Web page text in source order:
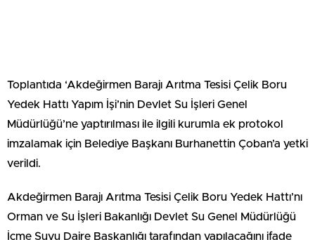
Toplantıda ‘Akdeğirmen Barajı Arıtma Tesisi Çelik Boru
Yedek Hattı Yapım İşi’nin Devlet Su İşleri Genel
Müdürlüğü’ne yaptırılması ile ilgili kurumla ek protokol
imzalamak için Belediye Başkanı Burhanettin Çoban’a yetki
verildi.
Akdeğirmen Barajı Arıtma Tesisi Çelik Boru Yedek Hattı’nı
Orman ve Su İşleri Bakanlığı Devlet Su Genel Müdürlüğü
İçme Suyu Daire Başkanlığı tarafından yapılacağını ifade